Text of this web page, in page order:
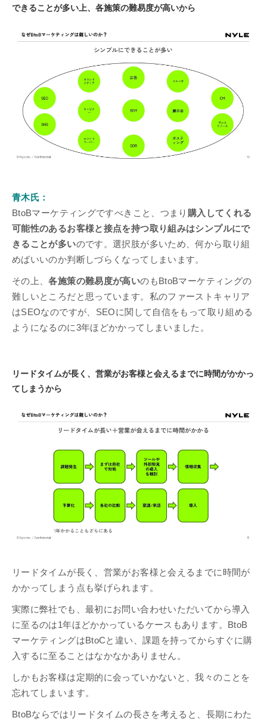
できることが多い上、各施策の難易度が高いから
青木氏：
BtoBマーケティングですべきこと、つまり 購入してくれる
可能性のあるお客様と接点を持つ取り組みはシンプルにで
きることが多いのです。選択肢が多いため、何から取り組
めばいいのか判断しづらくなってしまいます。
その上、各施策の難易度が高いのもBtoBマーケティングの
難しいところだと思っています。私のファーストキャリア
はSEOなのですが、SEOに関して自信をもって取り組める
ようになるのに3年ほどかかってしまいました。
リードタイムが長く、営業がお客様と会えるまでに時間がかかっ
てしまうから
リードタイムが長く、営業がお客様と会えるまでに時間が
かかってしまう点も挙げられます。
実際に弊社でも、最初にお問い合わせいただいてから導入
に至るのは1年ほどかかっているケースもあります。BtoB
マーケティングはBtoCと違い、課題を持ってからすぐに購
入するに至ることはなかなかありません。
しかもお客様は定期的に会っていかないと、我々のことを
忘れてしまいます。
BtoBならではリードタイムの長さを考えると、長期にわた